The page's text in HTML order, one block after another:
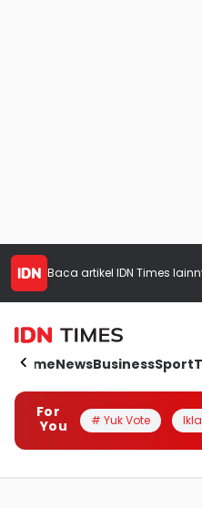
Baca artikel IDN Times
HomeNewsBusinessSport
For
You
# Yuk Vote